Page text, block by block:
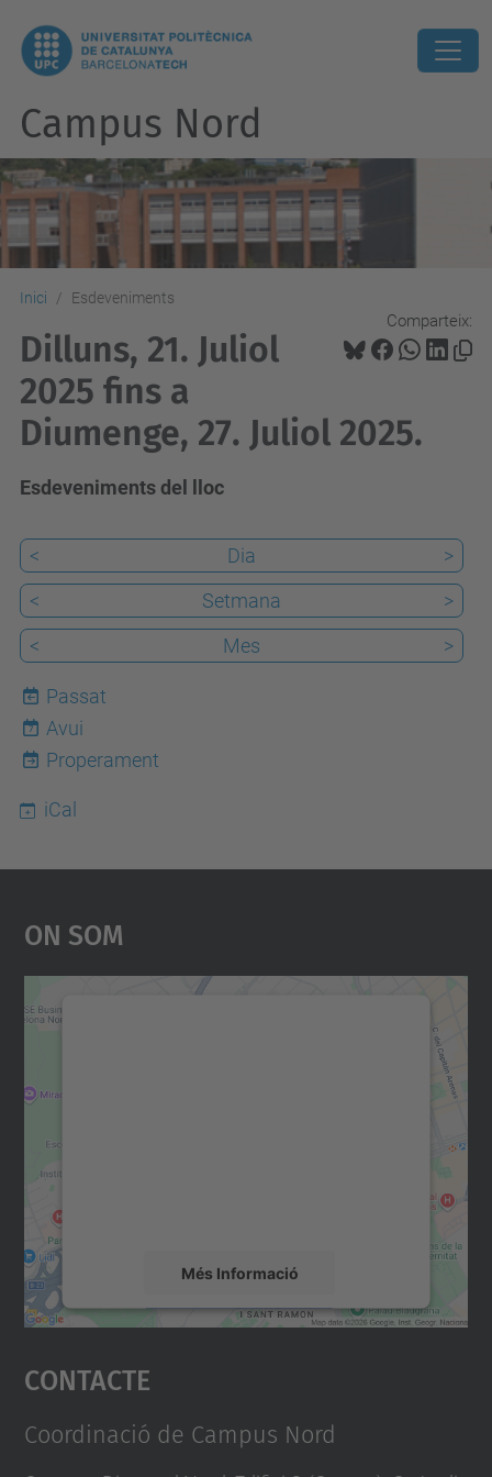
Campus Nord
Inici Esdeveniments
Comparteix:
Dilluns, 21. Juliol
2025 fins a
Diumenge, 27. Juliol 2025.
Esdeveniments del lloc
< Dia
>
<
Setmana
>
<
Mes >
Passat
7
Avui
Properament
iCal
On Som
Més Informació
Accepta
powered by
Contacte
Coordinació de Campus Nord